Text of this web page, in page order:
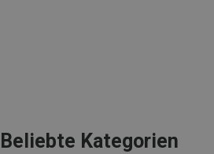
Beliebte Kategorien